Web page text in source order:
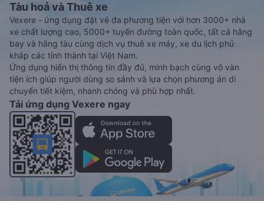
Tàu hoả và Thuê xe
Vexere - ứng dụng đặt vé đa phương tiện với hơn 3000+ nhà
xe chất lượng cao, 5000+ tuyến đường toàn quốc, tất cả hãng
bay và hãng tàu cùng dịch vụ thuê xe máy, xe du lịch phủ
khắp các tỉnh thành tại Việt Nam.
Ứng dụng hiển thị thông tin đầy đủ, minh bạch cùng vô vàn
tiện ích giúp người dùng so sánh và lựa chọn phương án di
chuyển tiết kiệm, nhanh chóng và phù hợp nhất.
Tải ứng dụng Vexere ngay